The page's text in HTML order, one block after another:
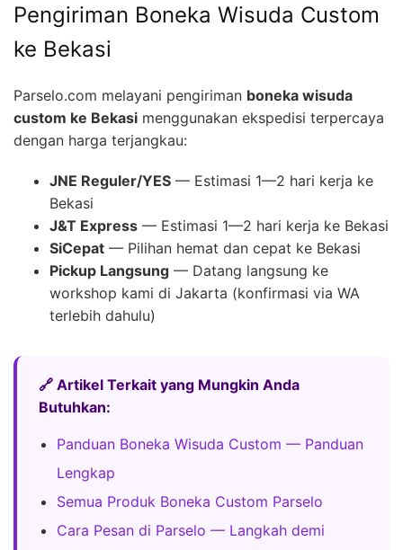
Pengiriman Boneka Wisuda Custom
ke Bekasi
Parselo.com melayani pengiriman boneka wisuda
custom ke Bekasi menggunakan ekspedisi terpercaya
dengan harga terjangkau:
JNE Reguler/YES — Estimasi 1—2 hari kerja ke
Bekasi
J&T Express — Estimasi 1—2 hari kerja ke Bekasi
SiCepat — Pilihan hemat dan cepat ke Bekasi
Pickup Langsung — Datang langsung ke
workshop kami di Jakarta (konfirmasi via WA
terlebih dahulu)
🔗 Artikel Terkait yang Mungkin Anda
Butuhkan:
Panduan Boneka Wisuda Custom — Panduan
Lengkap
Semua Produk Boneka Custom Parselo
Cara Pesan di Parselo — Langkah demi